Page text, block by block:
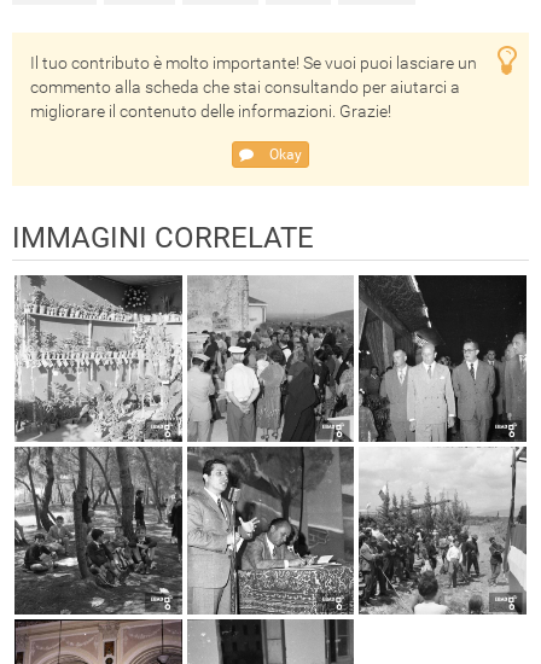
Il tuo contributo è molto importante! Se vuoi puoi lasciare un
commento alla scheda che stai consultando per aiutarci a
migliorare il contenuto delle informazioni. Grazie!
Okay
IMMAGINI CORRELATE